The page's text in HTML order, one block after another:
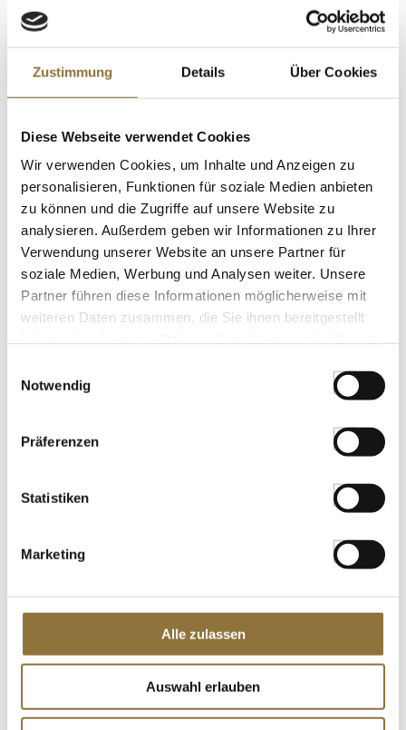
Zustimmung Details Über Cookies
Diese Webseite verwendet Cookies
Wir verwenden Cookies, um Inhalte und Anzeigen zu
personalisieren, Funktionen für soziale Medien anbieten
zu können und die Zugriffe auf unsere Website zu
analysieren. Außerdem geben wir Informationen zu Ihrer
Verwendung unserer Website an unsere Partner für
soziale Medien, Werbung und Analysen weiter. Unsere
Partner führen diese Informationen möglicherweise mit
weiteren Daten zusammen, die Sie ihnen bereitgestellt
Notwendig
Präferenzen
Statistiken
Marketing
Alle zulassen
Auswahl erlauben
€ 18,95
LEBENSMITTELKENNZEICHNUNGEN
Brebis d´Or Signature, schweizer
Weichkäse aus Schafsmilch, ca.200 g
Art.Nr.:68524
Croquetas - Kroketten mit Iberischem
€ 29,36
St.